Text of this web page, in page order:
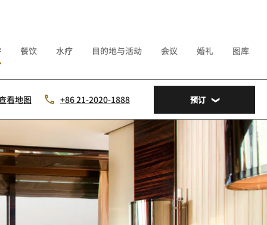
餐饮 水疗 目的地与活动 会议 婚礼 图库
看地图 +86 21-2020-1888 预订